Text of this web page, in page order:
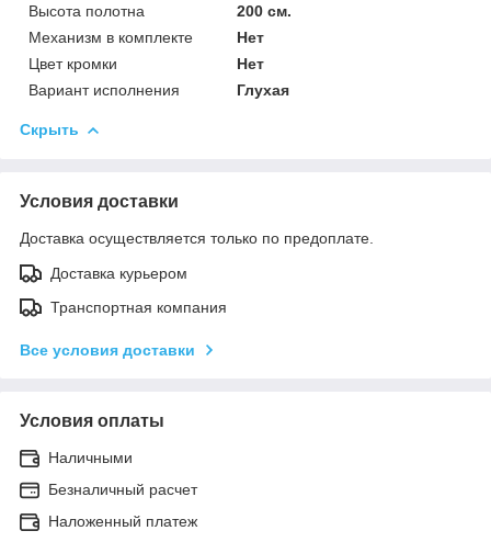
Высота полотна
200 см.
Механизм в комплекте
Нет
Цвет кромки
Нет
Вариант исполнения
Глухая
Скрыть
Условия доставки
Доставка осуществляется только по предоплате.
Доставка курьером
Транспортная компания
Все условия доставки
Условия оплаты
Наличными
Безналичный расчет
Наложенный платеж